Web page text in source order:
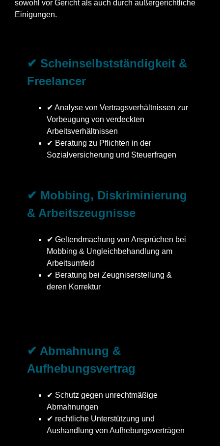
sowohl vor Gericht als auch durch außergerichtliche
Einigungen.
✔ Scheinselbstständigkeit &
Freelancer
✔ Analyse von Vertragsverhältnissen zur
Vorbeugung von verdeckten
Arbeitsverhältnissen
✔ Beratung zu Pflichten in der
Sozialversicherung und Steuerfragen
✔ Mobbing, Diskriminierung
& Arbeitszeugnisse
✔ Geltendmachung von Ansprüchen bei
Mobbing & Ungleichbehandlung am
Arbeitsumfeld
✔ Beratung bei Zeugniserstellung &
deren Korrektur
✔ Abmahnung &
Aufhebungsvertrag
✔ Schutz gegen unrechtmäßige
Abmahnungen
✔ rechtliche Unterstützung und
Aushandlung von Aufhebungsverträgen